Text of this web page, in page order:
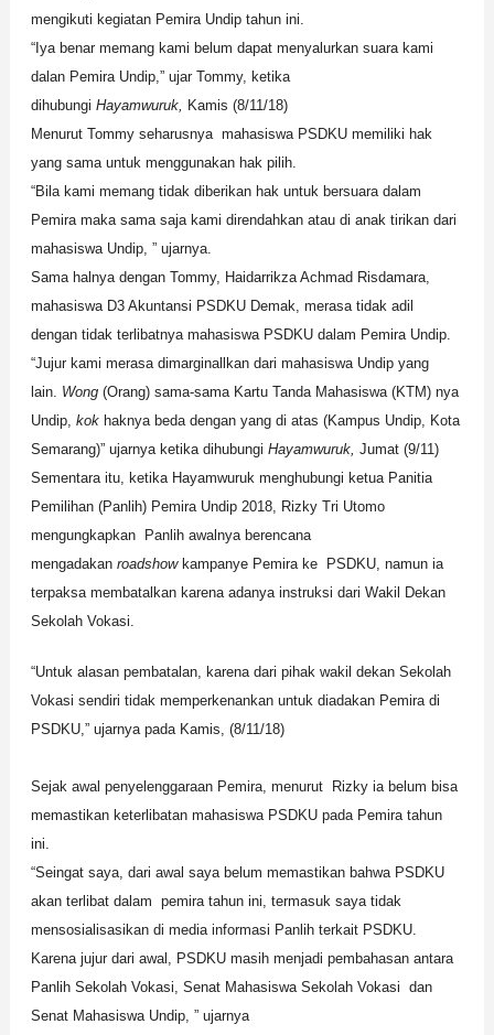
mengikuti kegiatan Pemira Undip tahun ini.
“Iya benar memang kami belum dapat menyalurkan suara kami
dalan Pemira Undip,” ujar Tommy, ketika
dihubungi Hayamwuruk,
Kamis (8/11/18)
Menurut Tommy seharusnya mahasiswa PSDKU memiliki hak
yang sama untuk menggunakan hak pilih.
“Bila kami memang tidak diberikan hak untuk bersuara dalam
Pemira maka sama saja kami direndahkan atau di anak tirikan dari
mahasiswa Undip, ” ujarnya.
Sama halnya dengan Tommy, Haidarrikza Achmad Risdamara,
mahasiswa D3 Akuntansi PSDKU Demak, merasa tidak adil
dengan tidak terlibatnya mahasiswa PSDKU dalam Pemira Undip.
“Jujur kami merasa dimarginallkan dari mahasiswa Undip yang
lain. Wong(Orang) sama-sama Kartu Tanda Mahasiswa (KTM) nya
Undip, kokhaknya beda dengan yang di atas (Kampus Undip, Kota
Semarang)” ujarnya ketika dihubungi Hayamwuruk, Jumat (9/11)
Sementara itu, ketika Hayamwuruk menghubungi ketua Panitia
Pemilihan (Panlih) Pemira Undip 2018, Rizky Tri Utomo
mengungkapkan Panlih awalnya berencana
mengadakan roadshowkampanye Pemira ke PSDKU, namun ia
terpaksa membatalkan karena adanya instruksi dari Wakil Dekan
Sekolah Vokasi.
“Untuk alasan pembatalan, karena dari pihak wakil dekan Sekolah
Vokasi sendiri tidak memperkenankan untuk diadakan Pemira di
PSDKU,” ujarnya pada Kamis, (8/11/18)
Sejak awal penyelenggaraan Pemira, menurut Rizky ia belum bisa
memastikan keterlibatan mahasiswa PSDKU pada Pemira tahun
ini.
“Seingat saya, dari awal saya belum memastikan bahwa PSDKU
akan terlibat dalam pemira tahun ini, termasuk saya tidak
mensosialisasikan di media informasi Panlih terkait PSDKU.
Karena jujur dari awal, PSDKU masih menjadi pembahasan antara
Panlih Sekolah Vokasi, Senat Mahasiswa Sekolah Vokasi dan
Senat Mahasiswa Undip, ” ujarnya